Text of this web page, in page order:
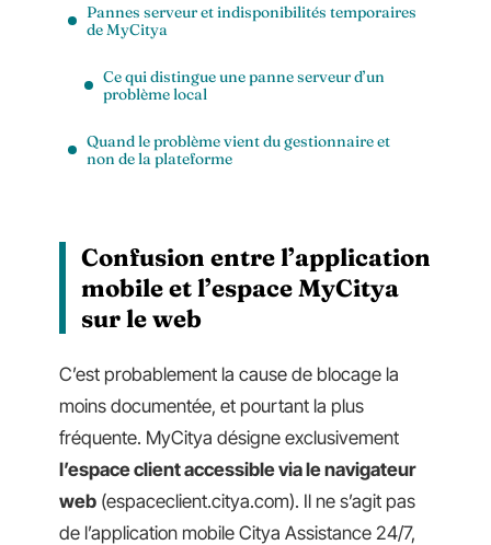
Pannes serveur et indisponibilités temporaires
de MyCitya
Ce qui distingue une panne serveur d’un
problème local
Quand le problème vient du gestionnaire et
non de la plateforme
Confusion entre l’application
mobile et l’espace MyCitya
sur le web
C’est probablement la cause de blocage la
moins documentée, et pourtant la plus
fréquente. MyCitya désigne exclusivement
l’espace client accessible via le navigateur
web (espaceclient.citya.com). Il ne s’agit pas
de l’application mobile Citya Assistance 24/7,